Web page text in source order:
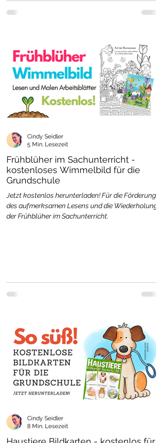
Frühblüher im Sachunterricht -
kostenloses Wimmelbild für die
Grundschule
Jetzt kostenlos herunterladen! Für die Förderung
des aufmerksamen Lesens und die Wiederholung
der Frühblüher im Sachunterricht.
Cindy Seidler
5 Min. Lesezeit
Cindy Seidler
8 Min. Lesezeit